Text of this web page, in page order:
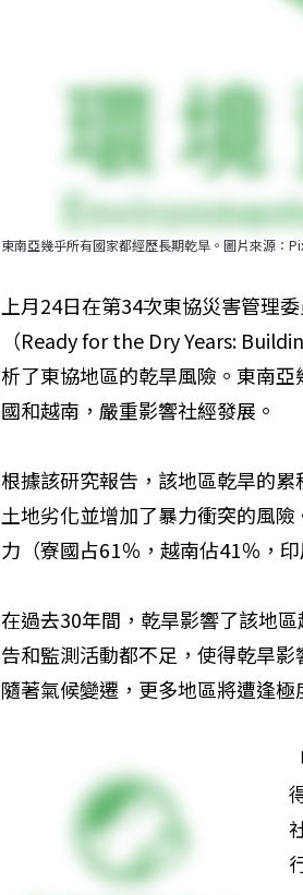
東南亞幾乎所有國家都經歷長期乾旱。圖片來源：
上月24日在第34次東協災害管理
（Ready for the Dry Years:
析了東協地區的乾旱風險。東南
國和越南，嚴重影響社經發展。
根據該研究報告，該地區乾旱的
土地劣化並增加了暴力衝突的風
力（寮國占61％，越南佔41％，
在過去30年間，乾旱影響了該地
告和監測活動都不足，使得乾旱
隨著氣候變遷，更多地區將遭逢極